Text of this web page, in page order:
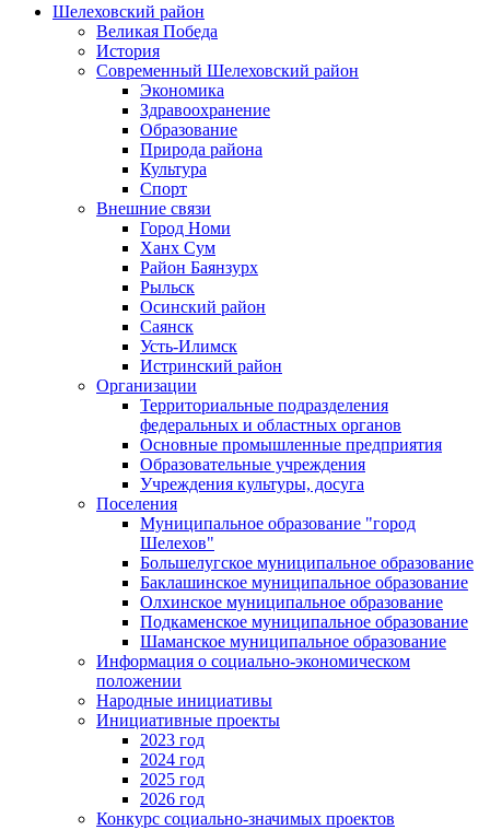
Шелеховский район
Великая Победа
История
Современный Шелеховский район
Экономика
Здравоохранение
Образование
Природа района
Культура
Спорт
Внешние связи
Город Номи
Ханх Сум
Район Баянзурх
Рыльск
Осинский район
Саянск
Усть-Илимск
Истринский район
Организации
Территориальные подразделения
федеральных и областных органов
Основные промышленные предприятия
Образовательные учреждения
Учреждения культуры, досуга
Поселения
Муниципальное образование "город
Шелехов"
Большелугское муниципальное образование
Баклашинское муниципальное образование
Олхинское муниципальное образование
Подкаменское муниципальное образование
Шаманское муниципальное образование
Информация о социально-экономическом
положении
Народные инициативы
Инициативные проекты
2023 год
2024 год
2025 год
2026 год
Конкурс социально-значимых проектов